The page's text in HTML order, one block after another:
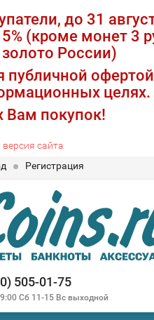
до 31
(кроме монет 3
России)
публичной
целях.
Вам покупок!
сайта
Регистрация
505-01-75
Сб 11-15 Вс выходной